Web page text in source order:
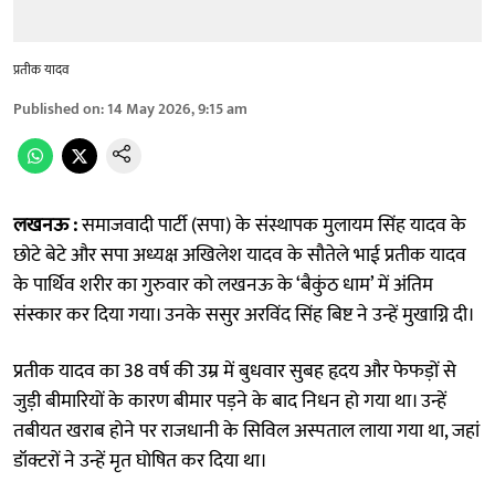
प्रतीक यादव
Published on:14 May 2026, 9:15 am
लखनऊ :समाजवादी पार्टी (सपा) के संस्थापक मुलायम सिंह यादव के
छोटे बेटे और सपा अध्यक्ष अखिलेश यादव के सौतेले भाई प्रतीक यादव
के पार्थिव शरीर का गुरुवार को लखनऊ के ‘बैकुंठ धाम’ में अंतिम
संस्कार कर दिया गया। उनके ससुर अरविंद सिंह बिष्ट ने उन्हें मुखाग्नि दी।
प्रतीक यादव का 38 वर्ष की उम्र में बुधवार सुबह हृदय और फेफड़ों से
जुड़ी बीमारियों के कारण बीमार पड़ने के बाद निधन हो गया था। उन्हें
तबीयत खराब होने पर राजधानी के सिविल अस्पताल लाया गया था, जहां
डॉक्टरों ने उन्हें मृत घोषित कर दिया था।